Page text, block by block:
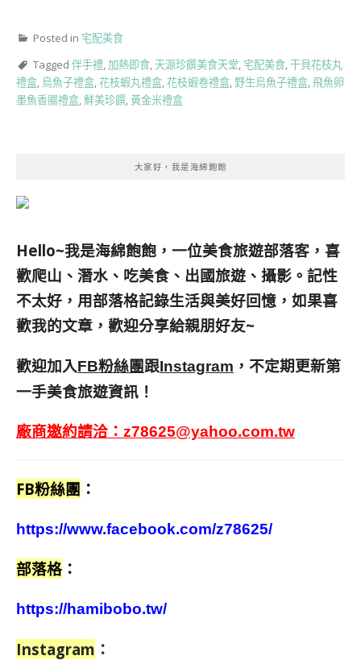
Posted in 宅配美食
Tagged 伴手禮,加熱即食, 天源珍饌美食天堂, 宅配美食,干貝花枝丸
禮盒, 烏魚子禮盒,花枝蝦丸禮盒,花枝蝦卷禮盒, 野生烏魚子禮盒,飛魚卵
墨魚香腸禮盒,鮮美珍饌,黃金米禮盒
大家好，我是海綿飽飽
Hello~我是海綿飽飽，一位美食旅遊部落客， 喜
歡爬山、潛水、吃美食、出國旅遊、攝影。 記性
不太好，用部落格記錄生活與美好回憶， 如果喜
歡我的文章，歡迎分享給親朋好友~
歡迎加入FB粉絲團跟Instagram ，不定期更新第
一手美食旅遊資訊！
廠商邀約請洽： z78625@yahoo.com.tw
FB粉絲團 ：
https://www.facebook.com/z78625/
部落格 ：
https://hamibobo.tw/
Instagram ：